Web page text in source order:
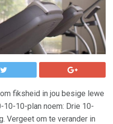
fiksheid in jou besige lewe
10-plan noem: Drie 10-
Vergeet om te verander in